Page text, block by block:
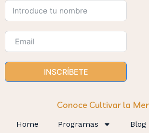
INSCRÍBETE
Conoce Cultivar la
Home Programas Blog